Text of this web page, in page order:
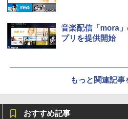
音楽配信「mora
プリを提供開始
もっと関連記事
おすすめ記事